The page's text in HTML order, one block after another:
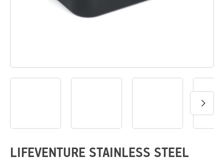
O
LIFEVENTURE STAINLESS STEEL